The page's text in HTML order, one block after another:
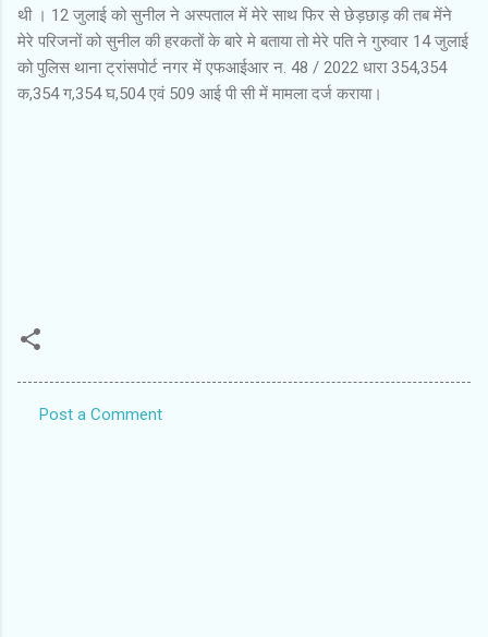
थी । 12 जुलाई को सुनील ने अस्पताल में मेरे साथ फिर से छेड़छाड़ की तब मेंने
मेरे परिजनों को सुनील की हरकतों के बारे मे बताया तो मेरे पति ने गुरुवार 14 जुलाई
को पुलिस थाना ट्रांसपोर्ट नगर में एफआईआर न. 48 / 2022 धारा 354,354
क,354 ग,354 घ,504 एवं 509 आई पी सी में मामला दर्ज कराया।
Post a Comment